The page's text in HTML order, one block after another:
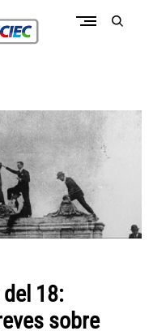
open
del 18:
sobre